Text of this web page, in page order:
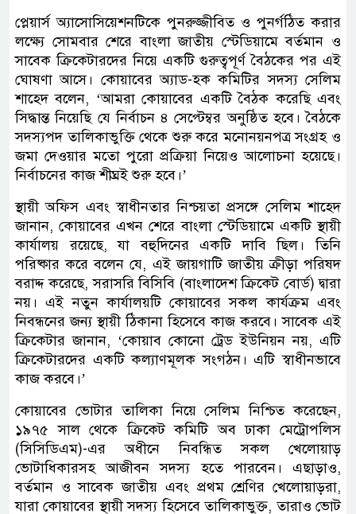
প্লেয়ার্স অ্যাসোসিয়েশনটিকে পুনরুজ্জীবিত ও পুনর্গঠিত করার
লক্ষ্যে সোমবার শেরে বাংলা জাতীয় স্টেডিয়ামে বর্তমান ও
সাবেক ক্রিকেটারদের নিয়ে একটি গুরুত্বপূর্ণ বৈঠকের পর এই
ঘোষণা আসে। কোয়াবের অ্যাড-হক কমিটির সদস্য সেলিম
শাহেদ বলেন, ‘আমরা কোয়াবের একটি বৈঠক করেছি এবং
সিদ্ধান্ত নিয়েছি যে নির্বাচন ৪ সেপ্টেম্বর অনুষ্ঠিত হবে। বৈঠকে
সদস্যপদ তালিকাভুক্তি থেকে শুরু করে মনোনয়নপত্র সংগ্রহ ও
জমা দেওয়ার মতো পুরো প্রক্রিয়া নিয়েও আলোচনা হয়েছে।
নির্বাচনের কাজ শীঘ্রই শুরু হবে।’
স্থায়ী অফিস এবং স্বাধীনতার নিশ্চয়তা প্রসঙ্গে সেলিম শাহেদ
জানান, কোয়াবের এখন শেরে বাংলা স্টেডিয়ামে একটি স্থায়ী
কার্যালয় রয়েছে, যা বহুদিনের একটি দাবি ছিল। তিনি
পরিষ্কার করে বলেন যে, এই জায়গাটি জাতীয় ক্রীড়া পরিষদ
বরাদ্দ করেছে, সরাসরি বিসিবি (বাংলাদেশ ক্রিকেট বোর্ড) দ্বারা
নয়। এই নতুন কার্যালয়টি কোয়াবের সকল কার্যক্রম এবং
নিবন্ধনের জন্য স্থায়ী ঠিকানা হিসেবে কাজ করবে। সাবেক এই
ক্রিকেটার জানান, ‘কোয়াব কোনো ট্রেড ইউনিয়ন নয়, এটি
ক্রিকেটারদের একটি কল্যাণমূলক সংগঠন। এটি স্বাধীনভাবে
কাজ করবে।’
কোয়াবের ভোটার তালিকা নিয়ে সেলিম নিশ্চিত করেছেন,
১৯৭৫ সাল থেকে ক্রিকেট কমিটি অব ঢাকা মেট্রোপলিস
(সিসিডিএম)-এর অধীনে নিবন্ধিত সকল খেলোয়াড়
ভোটাধিকারসহ আজীবন সদস্য হতে পারবেন। এছাড়াও,
বর্তমান ও সাবেক জাতীয় এবং প্রথম শ্রেণির খেলোয়াড়রা,
যারা কোয়াবের স্থায়ী সদস্য হিসেবে তালিকাভুক্ত, তারাও ভোট